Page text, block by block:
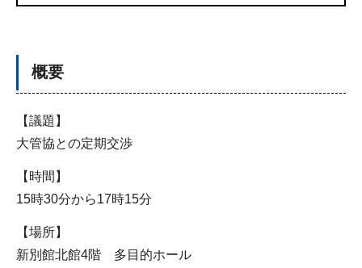
概要
【議題】
大管協との定期交渉
【時間】
15時30分から17時15分
【場所】
新別館北館4階 多目的ホール